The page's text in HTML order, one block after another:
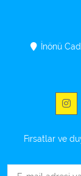
İnönü
Fırsatlar ve